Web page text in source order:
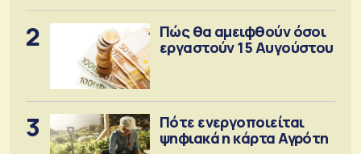
2
Πώς θα αμειφθούν όσοι
εργαστούν 15 Αυγούστου
3
Πότε ενεργοποιείται
ψηφιακά η κάρτα Αγρότη